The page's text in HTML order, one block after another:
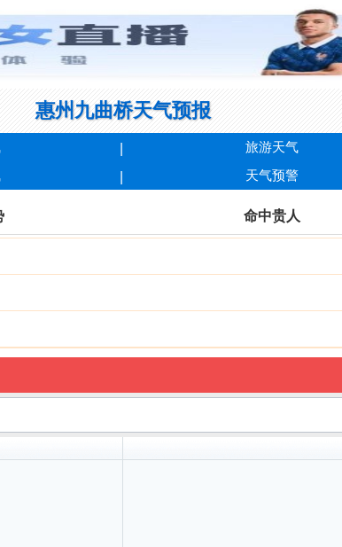
惠州九曲桥天气预报
旅游天气
天气预警
命中贵人